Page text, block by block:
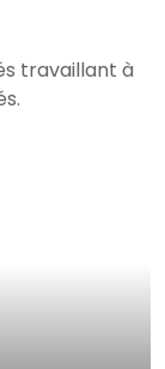
travaillant à